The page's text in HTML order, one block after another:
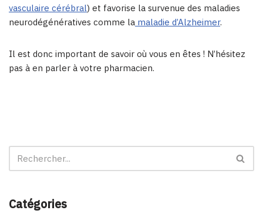
vasculaire cérébral) et favorise la survenue des maladies
neurodégénératives comme la maladie d’Alzheimer.
Il est donc important de savoir où vous en êtes ! N’hésitez
pas à en parler à votre pharmacien.
Catégories